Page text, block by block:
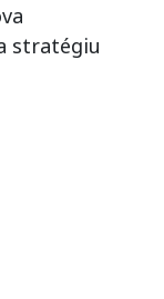
stratégiu